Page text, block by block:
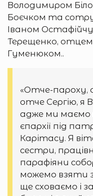
Володимиром
Боєчком та
Іваном
Терещенко,
Гуменюком..
«Отче-
отче Сергію, я
адже ми маємо
єпархії під
Карітасу. Я
сестри,
парафіяни
можемо взяти
ще сховаємо і